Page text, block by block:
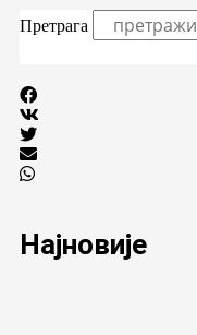
Претрага
Најновије